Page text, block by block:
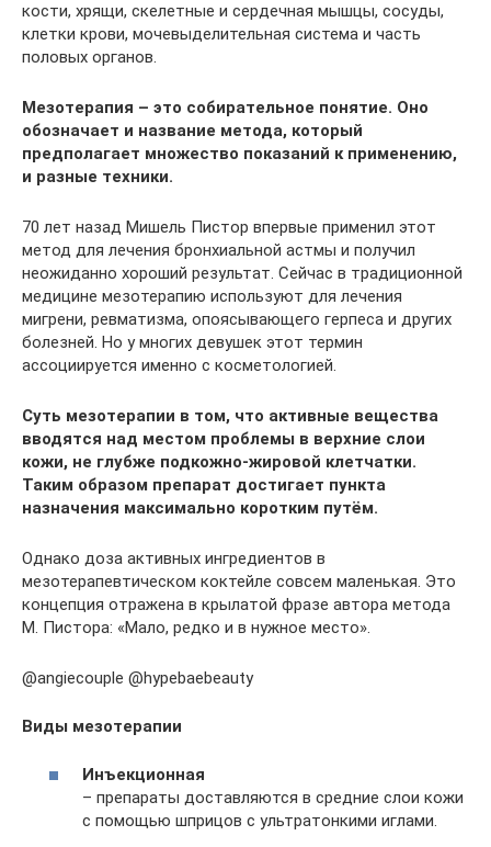
кости, хрящи, скелетные и сердечная мышцы, сосуды,
клетки крови, мочевыделительная система и часть
половых органов.
Мезотерапия – это собирательное понятие. Оно
обозначает и название метода, который
предполагает множество показаний к применению,
и разные техники.
70 лет назад Мишель Пистор впервые применил этот
метод для лечения бронхиальной астмы и получил
неожиданно хороший результат. Сейчас в традиционной
медицине мезотерапию используют для лечения
мигрени, ревматизма, опоясывающего герпеса и других
болезней. Но у многих девушек этот термин
ассоциируется именно с косметологией.
Суть мезотерапии в том, что активные вещества
вводятся над местом проблемы в верхние слои
кожи, не глубже подкожно-жировой клетчатки.
Таким образом препарат достигает пункта
назначения максимально коротким путём.
Однако доза активных ингредиентов в
мезотерапевтическом коктейле совсем маленькая. Это
концепция отражена в крылатой фразе автора метода
М. Пистора: «Мало, редко и в нужное место».
@angiecouple @hypebaebeauty
Виды мезотерапии
Инъекционная
– препараты доставляются в средние слои кожи
с помощью шприцов с ультратонкими иглами.